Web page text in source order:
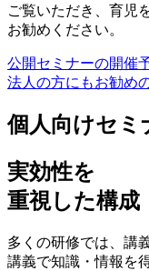
ご覧いただき、育児
お勧めください。
公開セミナーの開催
法人の方にもお勧め
個人向けセミ
実効性を
重視した構成
多くの研修では、講
講義で知識・情報を